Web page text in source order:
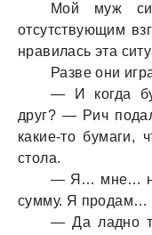
Мой муж
отсутствующим
нравилась эта
Разве они
— И когда
друг? — Рич
какие-то бумаги,
стола.
— Я… мне…
сумму. Я продам…
— Да ладно